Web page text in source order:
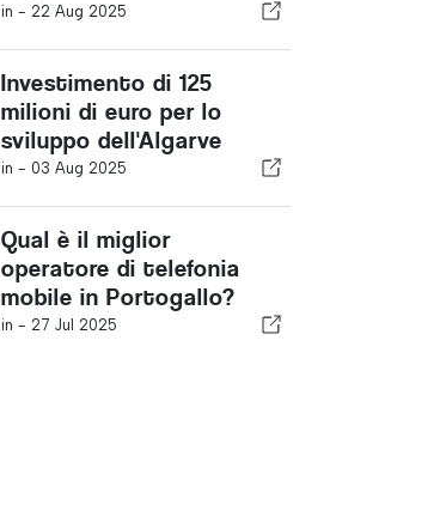
in - 22 Aug 2025
Investimento di 125
milioni di euro per lo
sviluppo dell'Algarve
in - 03 Aug 2025
Qual è il miglior
operatore di telefonia
mobile in Portogallo?
in - 27 Jul 2025